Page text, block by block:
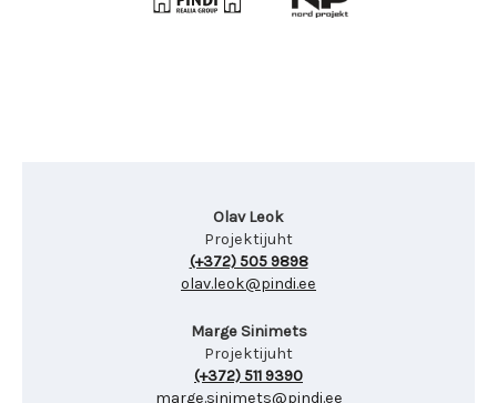
Olav Leok
Projektijuht
(+372) 505 9898
olav.leok@pindi.ee
Marge Sinimets
Projektijuht
(+372) 511 9390
marge.sinimets@pindi.ee